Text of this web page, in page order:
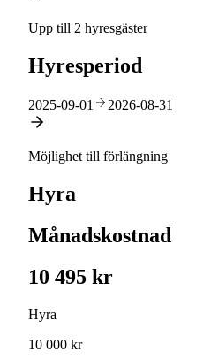
Upp till 2 hyresgäster
Hyresperiod
2025-09-01 2026-08-31
Möjlighet till förlängning
Hyra
Månadskostnad
10 495 kr
Hyra
10 000 kr